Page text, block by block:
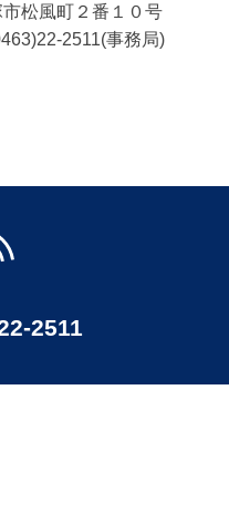
松風町２番１０号
2511(事務局)
2511